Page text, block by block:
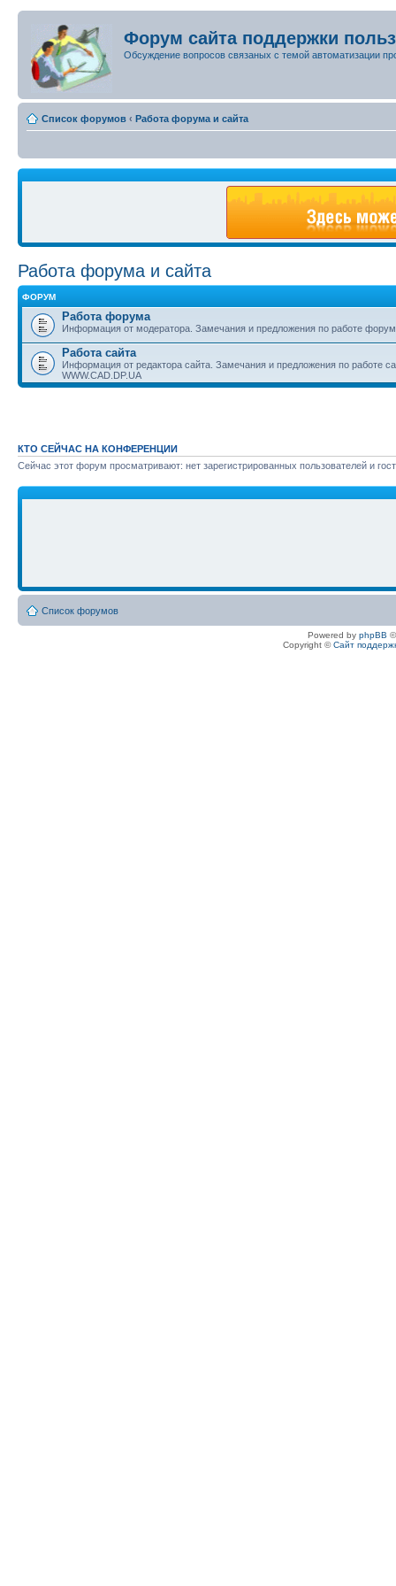
Форум сайта поддержки
Обсуждение вопросов связаных с темой автоматизации
Список форумов ‹ Работа форума и сайта
Работа форума и сайта
ФОРУМ
Работа форума
Информация от модератора. Замечания и предложения по работе
Работа сайта
Информация от редактора сайта. Замечания и предложения по работе
WWW.CAD.DP.UA
КТО СЕЙЧАС НА КОНФЕРЕНЦИИ
Сейчас этот форум просматривают: нет зарегистрированных пользователей и
Список форумов
Powered by phpBB
Copyright ©Сайт